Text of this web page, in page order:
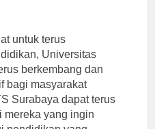
untuk terus
Universitas
berkembang dan
bagi masyarakat
Surabaya dapat terus
mereka yang ingin